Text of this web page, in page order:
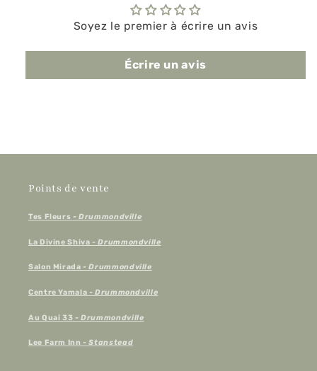
Soyez le premier à écrire un avis
Écrire un avis
Points de vente
Tes Fleurs - Drummondville
La Divine Shiva - Drummondville
Salon Mirada - Drummondville
Centre Yamala - Drummondville
Au Quai 33 -Drummondville
Lee Farm Inn - Stanstead